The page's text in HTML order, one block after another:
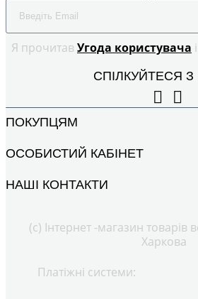
Я прочитав Угода користувача
СПІЛКУЙТЕСЯ
ПОКУПЦЯМ
ОСОБИСТИЙ КАБІНЕТ
НАШІ КОНТАКТИ
(с) Інтернет -магазин товарів
Харкова
Платіжні системи: